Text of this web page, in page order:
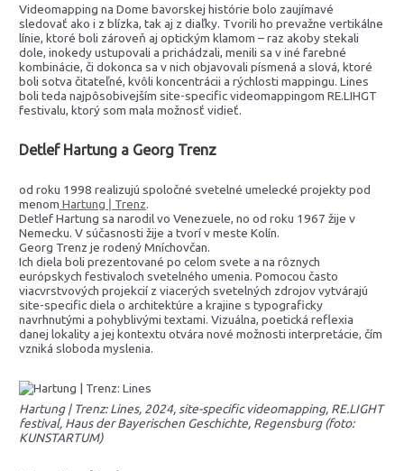
Videomapping na Dome bavorskej histórie bolo zaujímavé
sledovať ako i z blízka, tak aj z diaľky. Tvorili ho prevažne vertikálne
línie, ktoré boli zároveň aj optickým klamom – raz akoby stekali
dole, inokedy ustupovali a prichádzali, menili sa v iné farebné
kombinácie, či dokonca sa v nich objavovali písmená a slová, ktoré
boli sotva čitateľné, kvôli koncentrácii a rýchlosti mappingu. Lines
boli teda najpôsobivejším site-specific videomappingom RE.LIHGT
festivalu, ktorý som mala možnosť vidieť.
Detlef Hartung a Georg Trenz
od roku 1998 realizujú spoločné svetelné umelecké projekty pod
menom Hartung ǀ Trenz.
Detlef Hartung sa narodil vo Venezuele, no od roku 1967 žije v
Nemecku. V súčasnosti žije a tvorí v meste Kolín.
Georg Trenz je rodený Mníchovčan.
Ich diela boli prezentované po celom svete a na rôznych
európskych festivaloch svetelného umenia. Pomocou často
viacvrstvových projekcií z viacerých svetelných zdrojov vytvárajú
site-specific diela o architektúre a krajine s typograficky
navrhnutými a pohyblivými textami. Vizuálna, poetická reflexia
danej lokality a jej kontextu otvára nové možnosti interpretácie, čím
vzniká sloboda myslenia.
Hartung | Trenz: Lines, 2024, site-specific videomapping, RE.LIGHT
festival, Haus der Bayerischen Geschichte, Regensburg (foto:
KUNSTARTUM)